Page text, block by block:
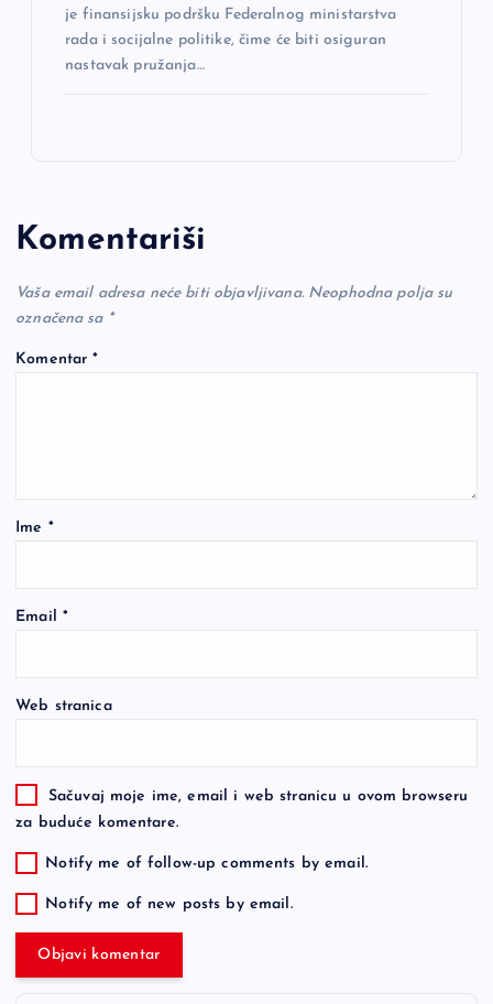
je finansijsku podršku Federalnog ministarstva
rada i socijalne politike, čime će biti osiguran
nastavak pružanja…
Komentariši
Vaša email adresa neće biti objavljivana. Neophodna polja su
označena sa *
Komentar*
Ime *
Email *
Web stranica
Sačuvaj moje ime, email i web stranicu u ovom browseru
za buduće komentare.
Notify me of follow-up comments by email.
Notify me of new posts by email.